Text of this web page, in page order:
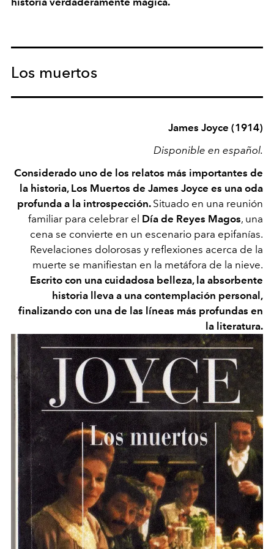
Los muertos
James Joyce (1914)
Disponible en español.
Considerado uno de los relatos más importantes de
la historia, Los Muertos de James Joyce es una oda
profunda a la introspección. Situado en una reunión
familiar para celebrar el Día de Reyes Magos, una
cena se convierte en un escenario para epifanías.
Revelaciones dolorosas y reflexiones acerca de la
muerte se manifiestan en la metáfora de la nieve.
Escrito con una cuidadosa belleza, la absorbente
historia lleva a una contemplación personal,
finalizando con una de las líneas más profundas en
la literatura.